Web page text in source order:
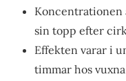
Koncentrationen
sin topp efter
Effekten varar i
timmar hos